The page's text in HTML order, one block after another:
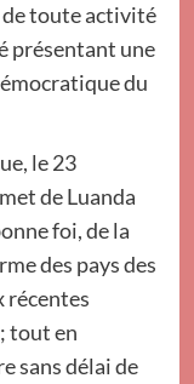
toute activité
présentant une
du
le 23
de Luanda
foi, de la
des pays des
récentes
tout en
sans délai de